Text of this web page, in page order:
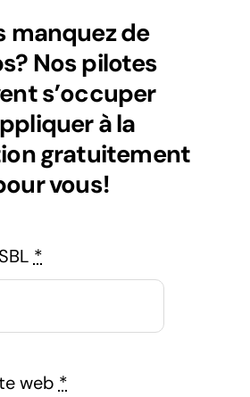
manquez de
Nos pilotes
s’occuper
à la
gratuitement
vous!
*
web *